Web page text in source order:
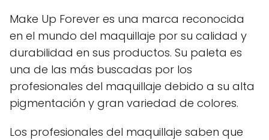
Make Up Forever es una marca reconocida
en el mundo del maquillaje por su calidad y
durabilidad en sus productos. Su paleta es
una de las más buscadas por los
profesionales del maquillaje debido a su alta
pigmentación y gran variedad de colores.
Los profesionales del maquillaje saben que